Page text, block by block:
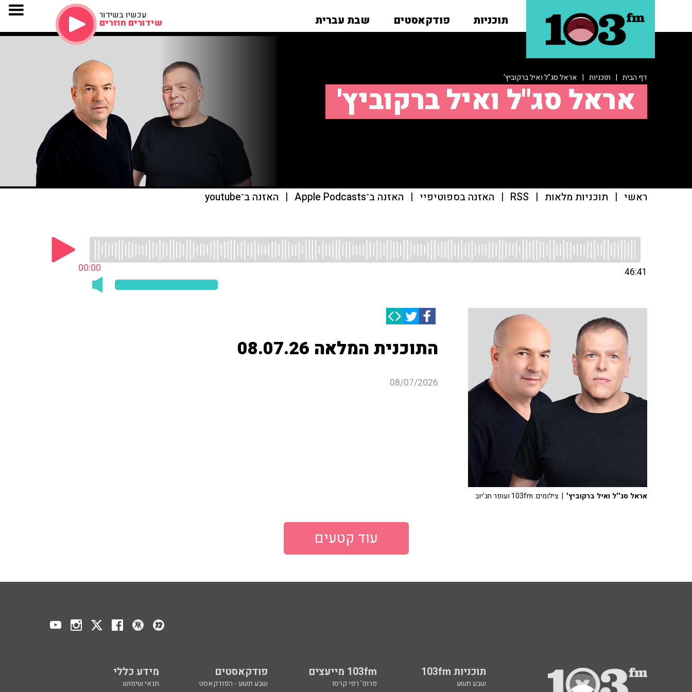
תוכניות פודקאסטים שבת עברית עכשיו בשידור
שידורים חוזרים
דף הבית | תוכניות | אראל סג"ל ואיל ברקוביץ'
אראל סג"ל ואיל ברקוביץ'
ראשי | תוכניות מלאות |
RSS
| האזנה בספוטיפיי | האזנה ב־Apple Podcasts | האזנה ב־youtube
00:00 46:41
התוכנית המלאה 08.07.26
08/07/2026
אראל סג''ל ואיל ברקוביץ' | צילומים: 103fm ועופר חג'יוב
עוד קטעים
תוכניות 103fm 103fm מייעצים פודקאסטים מידע כללי
שבע תשע פרופ' רפי קרסו שבע תשע - הפודקאסט
תנאי שימוש